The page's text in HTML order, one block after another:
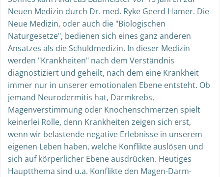
Neuen Medizin durch Dr. med. Ryke Geerd Hamer. Die
Neue Medizin, oder auch die "Biologischen
Naturgesetze", bedienen sich eines ganz anderen
Ansatzes als die Schuldmedizin. In dieser Medizin
werden "Krankheiten" nach dem Verständnis
diagnostiziert und geheilt, nach dem eine Krankheit
immer nur in unserer emotionalen Ebene entsteht. Ob
jemand Neurodermitis hat, Darmkrebs,
Magenverstimmung oder Knochenschmerzen spielt
keinerlei Rolle, denn Krankheiten zeigen sich erst,
wenn wir belastende negative Erlebnisse in unserem
eigenen Leben haben, welche Konflikte auslösen und
sich auf körperlicher Ebene ausdrücken. Heutiges
Hauptthema sind u.a. Konflikte den Magen-Darm-